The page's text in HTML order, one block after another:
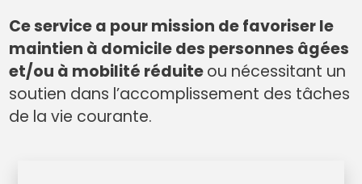
Ce service a pour mission de favoriser le
maintien à domicile des personnes âgées
et/ou à mobilité réduiteou nécessitant un
soutien dans l’accomplissement des tâches
de la vie courante.